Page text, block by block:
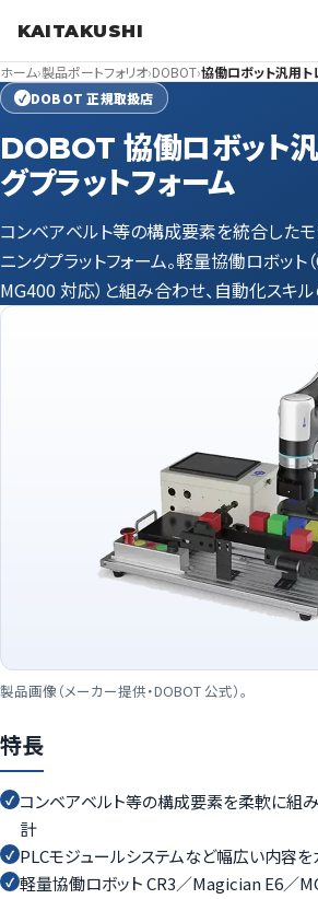
KAITAKUSHI
ホーム›製品ポートフォリオ›DOBOT›協働ロボット汎用ト
✓ DOBOT 正規取扱店
DOBOT 協働ロボット
グプラットフォーム
コンベアベルト等の構成要素を統合した
ニングプラットフォーム。軽量協働ロボッ
MG400 対応）と組み合わせ、自動化スキル
製品画像（メーカー提供・DOBOT 公式）。
特長
✓ コンベアベルト等の構成要素を柔軟に組
計
✓ PLCモジュールシステムなど幅広い内容を
✓ 軽量協働ロボット CR3／Magician E6／